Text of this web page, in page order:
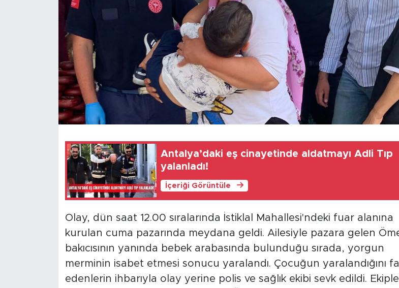
Antalya’daki eş cinayetinde aldatmayı Adli Tıp
yalanladı!
İçeriği Görüntüle
Olay, dün saat 12.00 sıralarında İstiklal Mahallesi'ndeki fuar alanına
kurulan cuma pazarında meydana geldi. Ailesiyle pazara gelen
bakıcısının yanında bebek arabasında bulunduğu sırada, yorgun
merminin isabet etmesi sonucu yaralandı. Çocuğun yaralandığını
edenlerin ihbarıyla olay yerine polis ve sağlık ekibi sevk edildi.
Resmi İlanlar
Turizm